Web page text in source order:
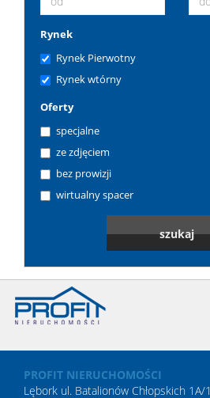
Rynek
Rynek Pierwotny
Rynek wtórny
Oferty
specjalne
ze zdjęciem
bez prowizji
wirtualny spacer
PROFIT NIERUCHOMOŚCI
Lębork ul. Batalionów Chłopskich 1A/1